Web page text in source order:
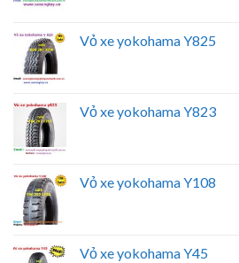
Vỏ xe yokohama Y825
Vỏ xe yokohama Y823
Vỏ xe yokohama Y108
Vỏ xe yokohama Y45